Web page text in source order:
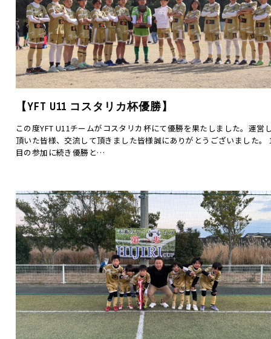
【YFT U11 コスタリカ杯優勝】
この度YFT U11チームがコスタリカ杯にて優勝を果たしました。運営
頂いた皆様、交流して頂きました皆様誠にありがとうございました。
目の参加に続き優勝と…